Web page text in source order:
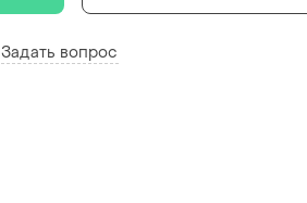
Задать вопрос